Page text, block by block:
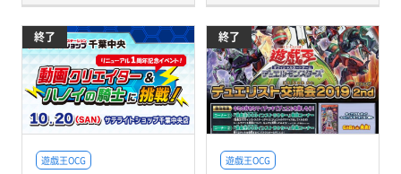
終了
遊戯王OCG
終了
遊戯王OCG